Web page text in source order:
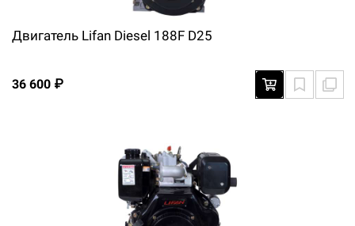
Двигатель Lifan Diesel 188F D25
36 600 ₽